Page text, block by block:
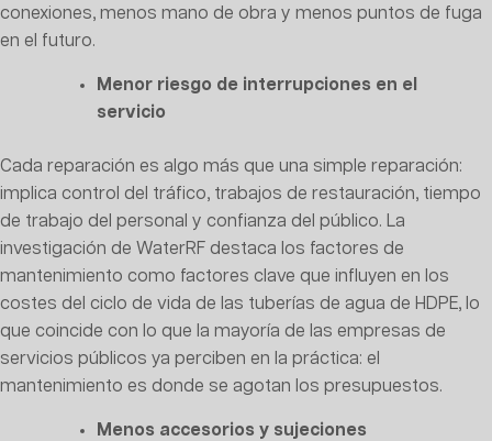
conexiones, menos mano de obra y menos puntos de fuga
en el futuro.
Menor riesgo de interrupciones en el
servicio
Cada reparación es algo más que una simple reparación:
implica control del tráfico, trabajos de restauración, tiempo
de trabajo del personal y confianza del público. La
investigación de WaterRF destaca los factores de
mantenimiento como factores clave que influyen en los
costes del ciclo de vida de las tuberías de agua de HDPE, lo
que coincide con lo que la mayoría de las empresas de
servicios públicos ya perciben en la práctica: el
mantenimiento es donde se agotan los presupuestos.
Menos accesorios y sujeciones